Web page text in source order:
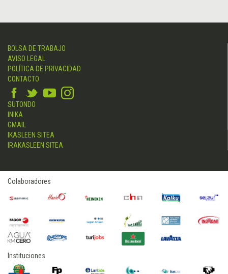
BOLSA DE TRABAJO
AVISO LEGAL
POLÍTICA DE PRIVACIDAD
CONTACTO
SUTONDO
INIKA
GMAIL
IKASLEEN SITEA
IRAKASLEEN SITEA
Colaboradores
Instituciones